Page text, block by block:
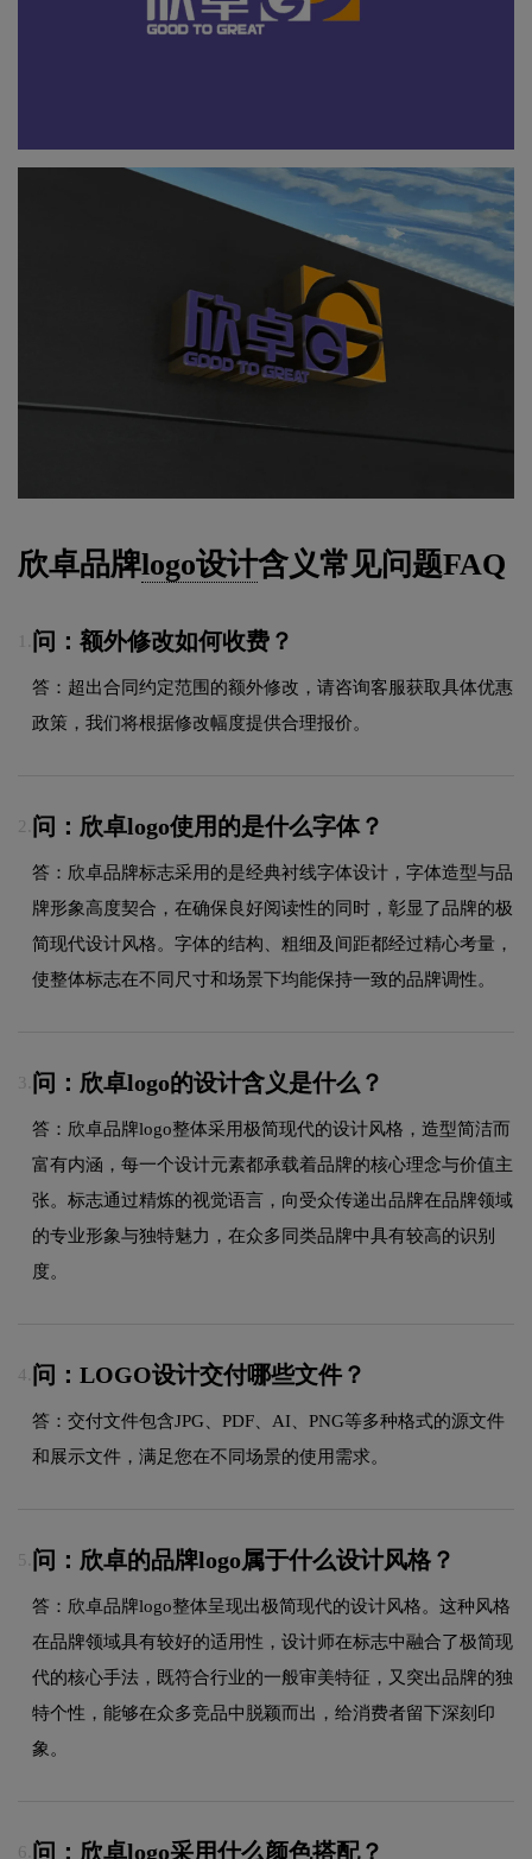
欣卓品牌logo设计含义常见问题FAQ
问：额外修改如何收费？
答：超出合同约定范围的额外修改，请咨询客服获取具体优惠
政策，我们将根据修改幅度提供合理报价。
2. 问：欣卓logo使用的是什么字体？
答：欣卓品牌标志采用的是经典衬线字体设计，字体造型与品
牌形象高度契合，在确保良好阅读性的同时，彰显了品牌的极
简现代设计风格。字体的结构、粗细及间距都经过精心考量，
使整体标志在不同尺寸和场景下均能保持一致的品牌调性。
3. 问：欣卓logo的设计含义是什么？
答：欣卓品牌logo整体采用极简现代的设计风格，造型简洁而
富有内涵，每一个设计元素都承载着品牌的核心理念与价值主
张。标志通过精炼的视觉语言，向受众传递出品牌在品牌领域
的专业形象与独特魅力，在众多同类品牌中具有较高的识别
度。
4. 问：LOGO设计交付哪些文件？
答：交付文件包含JPG、PDF、AI、PNG等多种格式的源文件
和展示文件，满足您在不同场景的使用需求。
5. 问：欣卓的品牌logo属于什么设计风格？
答：欣卓品牌logo整体呈现出极简现代的设计风格。这种风格
在品牌领域具有较好的适用性，设计师在标志中融合了极简现
代的核心手法，既符合行业的一般审美特征，又突出品牌的独
特个性，能够在众多竞品中脱颖而出，给消费者留下深刻印
象。
6. 问：欣卓logo采用什么颜色搭配？